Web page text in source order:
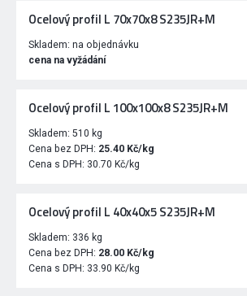
Ocelový profil L 70x70x8 S235JR+M
Skladem: na objednávku
cena na vyžádání
Ocelový profil L 100x100x8 S235JR+M
Skladem: 510 kg
Cena bez DPH: 25.40 Kč/kg
Cena s DPH: 30.70 Kč/kg
Ocelový profil L 40x40x5 S235JR+M
Skladem: 336 kg
Cena bez DPH: 28.00 Kč/kg
Cena s DPH: 33.90 Kč/kg